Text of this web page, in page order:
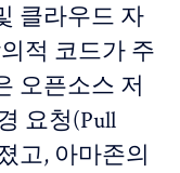
클라우드 자
적 코드가 주
오픈소스 저
요청(Pull
고, 아마존의